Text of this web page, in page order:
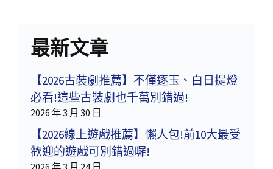
最新文章
【2026古裝劇推薦】不僅逐玉、白日提燈
必看!這些古裝劇也千萬別錯過!
2026 年 3 月 30 日
【2026線上遊戲推薦】懶人包!前10大最受
歡迎的遊戲可別錯過囉!